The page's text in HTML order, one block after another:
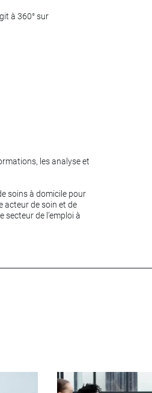
à 360° sur
les analyse et
soins à domicile pour
acteur de soin et de
de l’emploi à